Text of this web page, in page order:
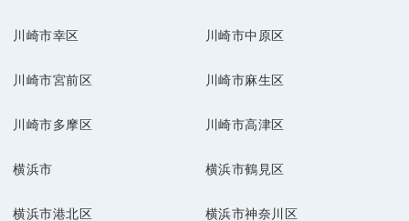
川崎市幸区 川崎市中原区
川崎市宮前区 川崎市麻生区
川崎市多摩区 川崎市高津区
横浜市 横浜市鶴見区
横浜市港北区 横浜市神奈川区